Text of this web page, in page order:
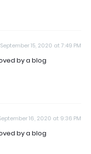
September 15, 2020 at 7:49 PM
by a blog
16, 2020 at 9:36 PM
by a blog